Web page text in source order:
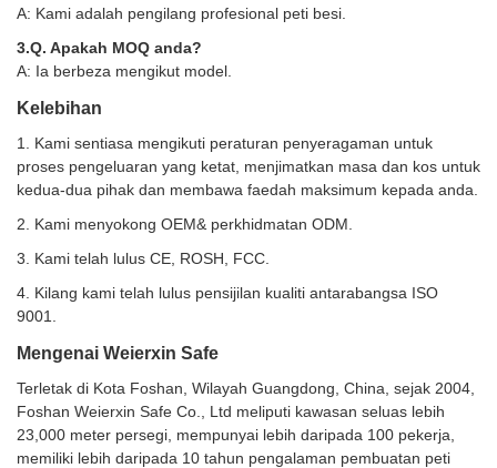
A: Kami adalah pengilang profesional peti besi.
3.Q. Apakah MOQ anda?
A: Ia berbeza mengikut model.
Kelebihan
1. Kami sentiasa mengikuti peraturan penyeragaman untuk
proses pengeluaran yang ketat, menjimatkan masa dan kos untuk
kedua-dua pihak dan membawa faedah maksimum kepada anda.
2. Kami menyokong OEM& perkhidmatan ODM.
3. Kami telah lulus CE, ROSH, FCC.
4. Kilang kami telah lulus pensijilan kualiti antarabangsa ISO
9001.
Mengenai Weierxin Safe
Terletak di Kota Foshan, Wilayah Guangdong, China, sejak 2004,
Foshan Weierxin Safe Co., Ltd meliputi kawasan seluas lebih
23,000 meter persegi, mempunyai lebih daripada 100 pekerja,
memiliki lebih daripada 10 tahun pengalaman pembuatan peti